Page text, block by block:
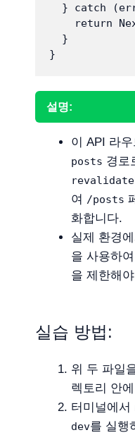
} catch
return
  }
설명:
이 API 라
posts 경로
여 /posts
화합니다.
실제 환경
을 사용하
을 제한해
실습 방법:
위 두 파일
렉토리 안
터미널에서
dev를 실행